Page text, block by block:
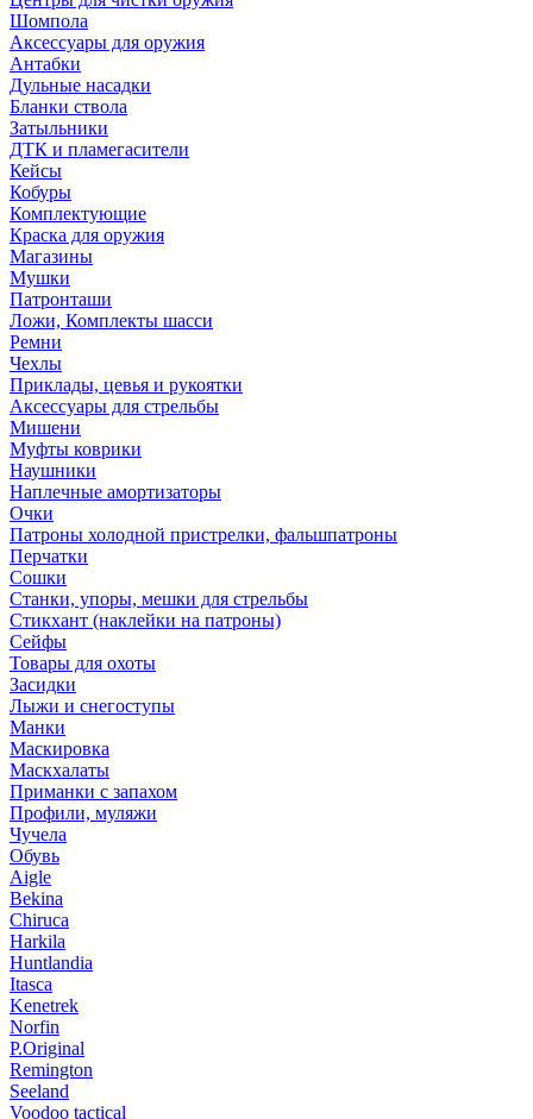
Шомпола
Аксессуары для оружия
Антабки
Дульные насадки
Бланки ствола
Затыльники
ДТК и пламегасители
Кейсы
Кобуры
Комплектующие
Краска для оружия
Магазины
Мушки
Патронташи
Ложи, Комплекты шасси
Ремни
Чехлы
Приклады, цевья и рукоятки
Аксессуары для стрельбы
Мишени
Муфты коврики
Наушники
Наплечные амортизаторы
Очки
Патроны холодной пристрелки, фальшпатроны
Перчатки
Сошки
Станки, упоры, мешки для стрельбы
Стикхант (наклейки на патроны)
Сейфы
Товары для охоты
Засидки
Лыжи и снегоступы
Манки
Маскировка
Маскхалаты
Приманки с запахом
Профили, муляжи
Чучела
Обувь
Aigle
Bekina
Chiruсa
Harkila
Huntlandia
Itasca
Kenetrek
Norfin
P.Original
Remington
Seeland
Voodoo tactical